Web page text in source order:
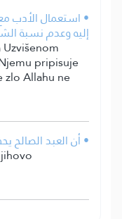
• استعمال الأدب
إليه وعدم نسبة
pripisuje
Allahu ne
• أن العبد